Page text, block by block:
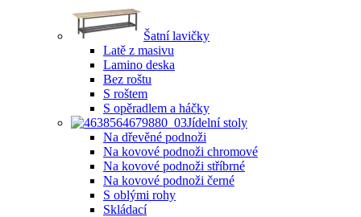
Šatní lavičky
Latě z masivu
Lamino deska
Bez roštu
S roštem
S opěradlem a háčky
Jídelní stoly
Na dřevěné podnoži
Na kovové podnoži chromové
Na kovové podnoži stříbrné
Na kovové podnoži černé
S oblými rohy
Skládací